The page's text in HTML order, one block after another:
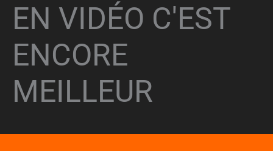
EN VIDÉO C'EST
ENCORE
MEILLEUR